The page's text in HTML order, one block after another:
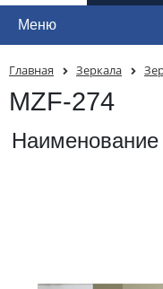
Меню
Главная Зеркала
MZF-274
Наименование